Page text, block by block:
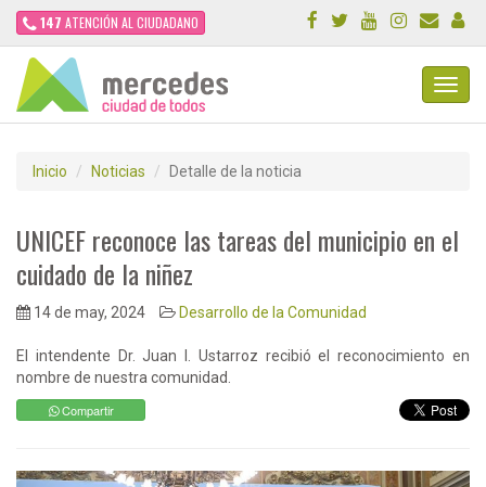
147 ATENCIÓN AL CIUDADANO
Inicio Noticias Detalle de la noticia
UNICEF reconoce las tareas del municipio en el
cuidado de la niñez
14 de may, 2024 Desarrollo de la Comunidad
El intendente Dr. Juan I. Ustarroz recibió el reconocimiento en
nombre de nuestra comunidad.
Compartir